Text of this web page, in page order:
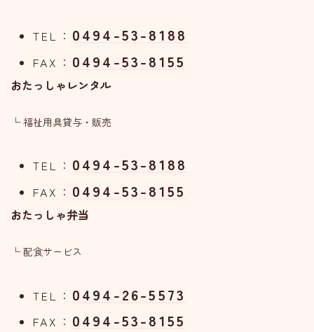
TEL： 0494-53-8188
FAX： 0494-53-8155
おたっしゃレンタル
└ 福祉用具貸与・販売
TEL： 0494-53-8188
FAX： 0494-53-8155
おたっしゃ弁当
└ 配食サービス
TEL： 0494-26-5573
FAX： 0494-53-8155